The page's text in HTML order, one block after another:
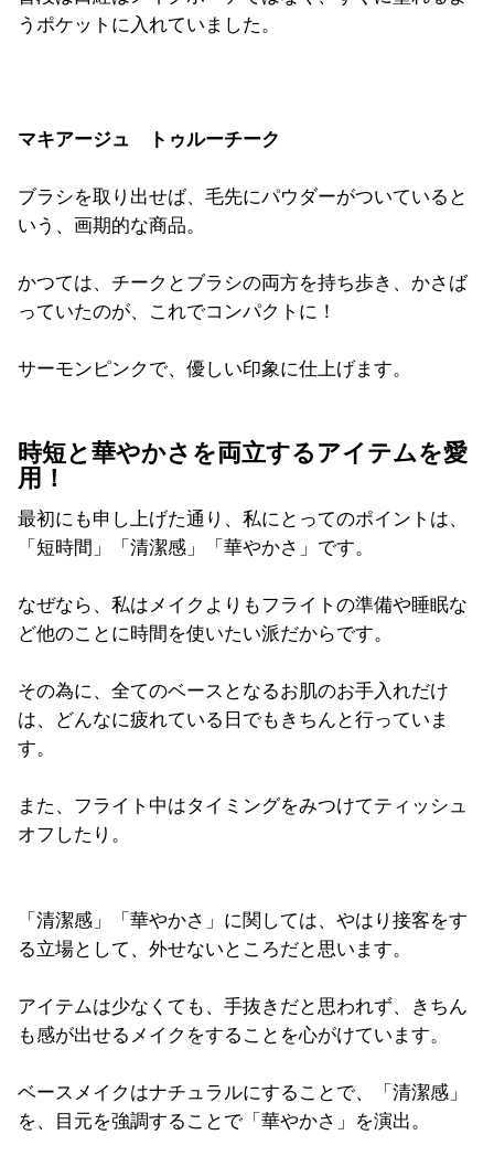
うポケットに入れていました。
マキアージュ トゥルーチーク
ブラシを取り出せば、毛先にパウダーがついていると
いう、 画期的な商品。
かつては、チークとブラシの両方を持ち歩き、 かさば
っていたのが、これでコンパクトに！
サーモンピンクで、優しい印象に仕上げます。
時短と華やかさを両立するアイテムを愛
用！
最初にも申し上げた通り、私にとってのポイントは、
「短時間」「 清潔感」「華やかさ」です。
なぜなら、 私はメイクよりもフライトの準備や睡眠な
ど他のことに時間を使いたい派だからです。
その為に、 全てのベースとなるお肌のお手入れだけ
は、
どんなに疲れている日でもきちんと行っていま
す。
また、 フライト中はタイミングをみつけてティッシュ
オフしたり。
「清潔感」「華やかさ」に関しては、 やはり接客をす
る立場として、外せないところだと思います。
アイテムは少なくても、手抜きだと思われず、
きちん
も感が出せるメイクをすることを心がけています。
ベースメイクはナチュラルにすることで、「清潔感」
を、
目元を強調することで「華やかさ」を演出。